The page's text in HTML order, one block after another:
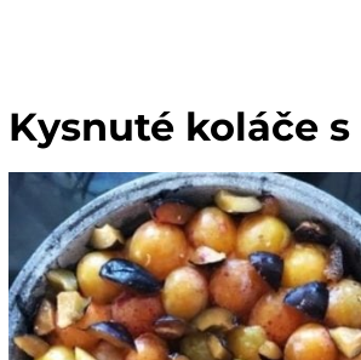
Kysnuté koláče